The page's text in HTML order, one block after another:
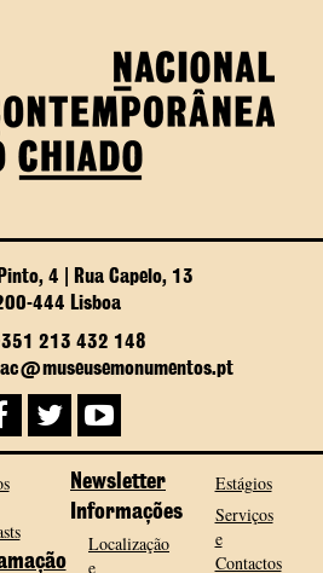
4 | Rua Capelo, 13
444 Lisboa
213 432 148
Newsletter
Informações
Localização
e
Estágios
Serviços
e
Contactos